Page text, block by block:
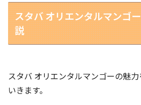
スタバ オリエンタルマンゴ
説
スタバ オリエンタルマンゴーの魅
いきます。